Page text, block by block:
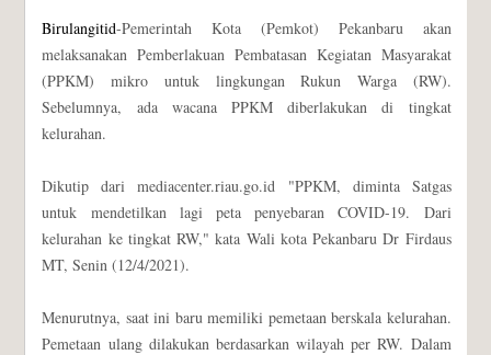
Birulangitid-Pemerintah Kota (Pemkot) Pekanbaru akan
melaksanakan Pemberlakuan Pembatasan Kegiatan Masyarakat
(PPKM) mikro untuk lingkungan Rukun Warga (RW).
Sebelumnya, ada wacana PPKM diberlakukan di tingkat
kelurahan.
Dikutip dari mediacenter.riau.go.id "PPKM, diminta Satgas
untuk mendetilkan lagi peta penyebaran COVID-19. Dari
kelurahan ke tingkat RW," kata Wali kota Pekanbaru Dr Firdaus
MT, Senin (12/4/2021).
Menurutnya, saat ini baru memiliki pemetaan berskala kelurahan.
Pemetaan ulang dilakukan berdasarkan wilayah per RW. Dalam